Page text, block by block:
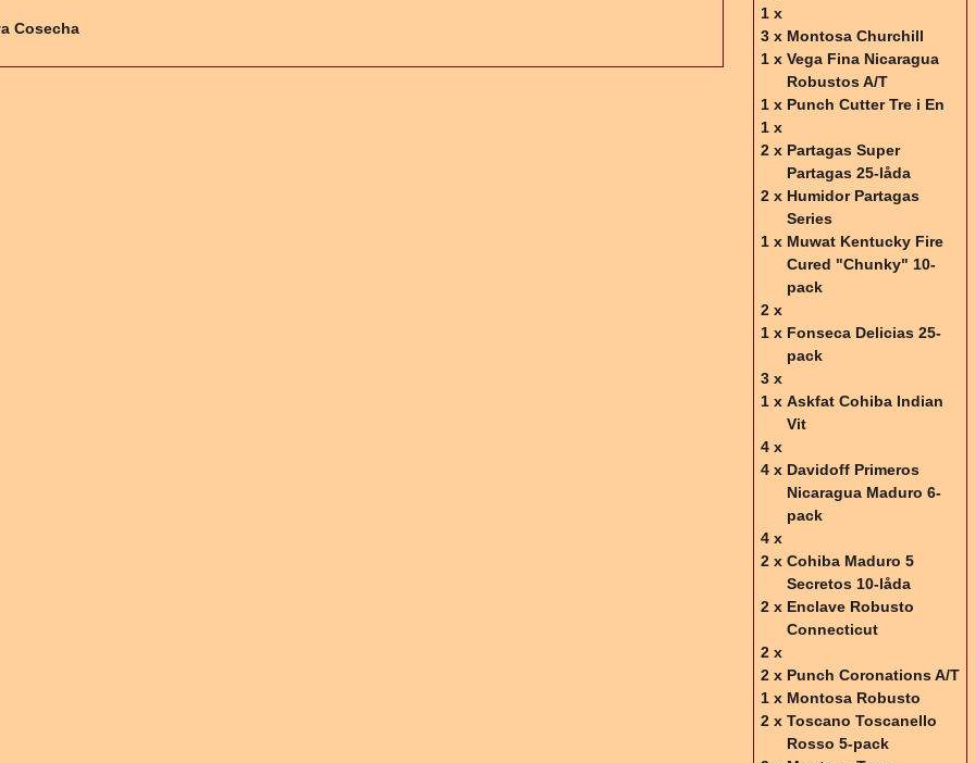
Cosecha
1 x
3 x Montosa Churchill
1 x Vega Fina Nicaragua
Robustos A/T
1 x Punch Cutter Tre i En
1 x
2 x Partagas Super
Partagas 25-låda
2 x Humidor Partagas
Series
1 x Muwat Kentucky Fire
Cured "Chunky" 10-
pack
2 x
1 x Fonseca Delicias 25-
pack
3 x
1 x Askfat Cohiba Indian
Vit
4 x
4 x Davidoff Primeros
Nicaragua Maduro 6-
pack
4 x
2 x Cohiba Maduro 5
Secretos 10-låda
2 x Enclave Robusto
Connecticut
2 x
2 x Punch Coronations A/T
1 x Montosa Robusto
2 x Toscano Toscanello
Rosso 5-pack